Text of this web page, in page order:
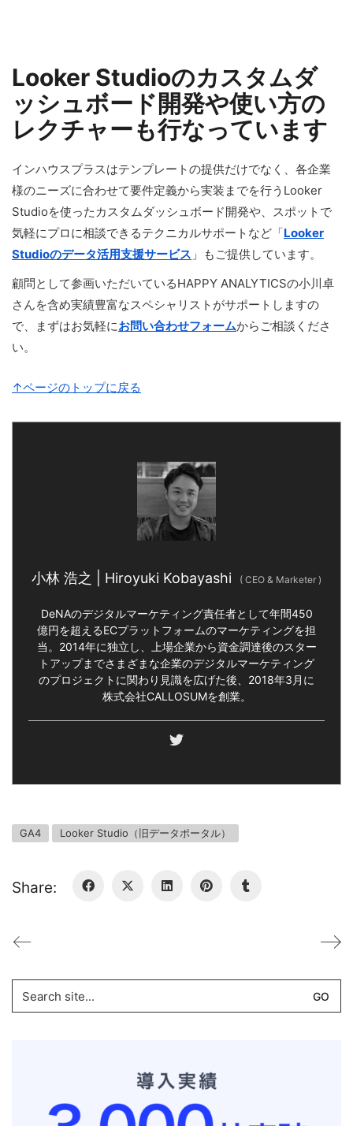
Looker Studioのカスタムダ
ッシュボード開発や使い方の
レクチャーも行なっています
インハウスプラスはテンプレートの提供だけでなく、各企業
様のニーズに合わせて要件定義から実装までを行うLooker
Studioを使ったカスタムダッシュボード開発や、スポットで
気軽にプロに相談できるテクニカルサポートなど「Looker
Studioのデータ活用支援サービス 」もご提供しています。
顧問として参画いただいているHAPPY ANALYTICSの小川卓
さんを含め実績豊富なスペシャリストがサポートしますの
で、まずはお気軽にお問い合わせフォームからご相談くださ
い。
↑ページのトップに戻る
小林 浩之 | Hiroyuki Kobayashi ( CEO & Marketer )
DeNAのデジタルマーケティング責任者として年間450
億円を超えるECプラットフォームのマーケティングを担
当。2014年に独立し、上場企業から資金調達後のスター
トアップまでさまざまな企業のデジタルマーケティング
のプロジェクトに関わり見識を広げた後、2018年3月に
株式会社CALLOSUMを創業。
GA4 Looker Studio（旧データポータル）
Share:
for: